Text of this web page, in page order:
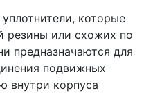
которые
резины или схожих по
предназначаются для
подвижных
внутри корпуса